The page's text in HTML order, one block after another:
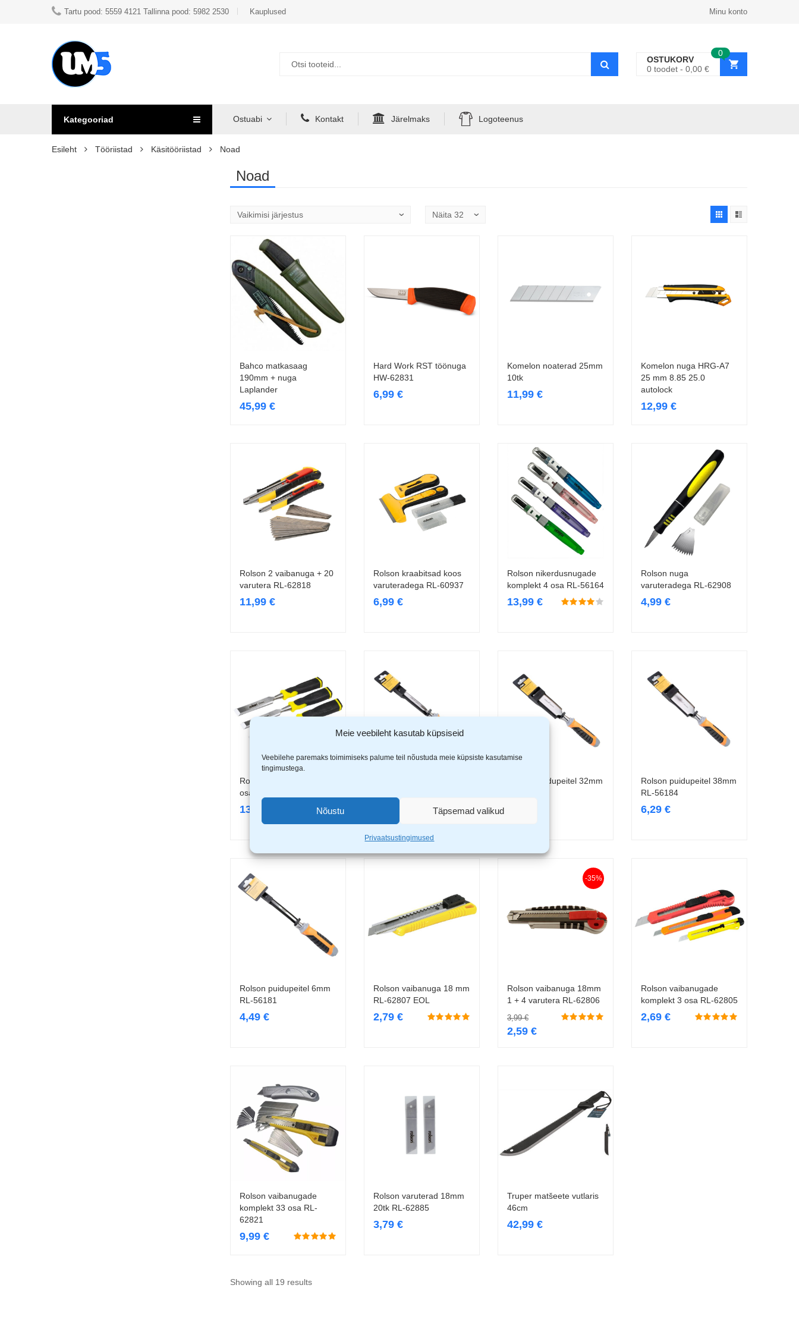
Meie veebileht kasutab küpsiseid
Veebilehe paremaks toimimiseks palume teil nõustuda meie küpsiste kasutamise
tingimustega.
Nõustu Täpsemad valikud
Privaatsustingimused
Tartu pood: 5559 4121 Tallinna pood: 5982 2530 Kauplused Minu konto
0
OSTUKORV
0 toodet 0,00 €
Kategooriad Ostuabi Kontakt Järelmaks Logoteenus
Esileht Tööriistad Käsitööriistad Noad
Noad
Lisa korvi
Bahco matkasaag
190mm + nuga
Laplander
45,99 €
Lisa korvi
Hard Work RST töönuga
HW-62831
6,99 €
Lisa korvi
Komelon noaterad 25mm
10tk
11,99 €
Lisa korvi
Komelon nuga HRG-A7
25 mm 8.85 25.0
autolock
12,99 €
Lisa korvi
Rolson 2 vaibanuga + 20
varutera RL-62818
11,99 €
Lisa korvi
Rolson kraabitsad koos
varuteradega RL-60937
6,99 €
Lisa korvi
Rolson nikerdusnugade
komplekt 4 osa RL-56164
13,99 €
Lisa korvi
Rolson nuga
varuteradega RL-62908
4,99 €
Rolson peitlite komplekt 3
osa RL-56105
13,99
Lisa korvi
Rolson puidupeitel 32mm
Lisa korvi
Rolson puidupeitel 38mm
RL-56184
6,29 €
Lisa korvi
Rolson puidupeitel 6mm
RL-56181
4,49 €
Lisa korvi
Rolson vaibanuga 18 mm
RL-62807 EOL
2,79 €
-35%
Lisa korvi
Rolson vaibanuga 18mm
1 + 4 varutera RL-62806
3,99€
2,59 €
Lisa korvi
Rolson vaibanugade
komplekt 3 osa RL-62805
2,69 €
Lisa korvi
Rolson vaibanugade
komplekt 33 osa RL-
62821
9,99 €
Lisa korvi
Rolson varuterad 18mm
20tk RL-62885
3,79 €
Loe edasi
Truper matšeete vutlaris
46cm
42,99 €
Showing all 19 results